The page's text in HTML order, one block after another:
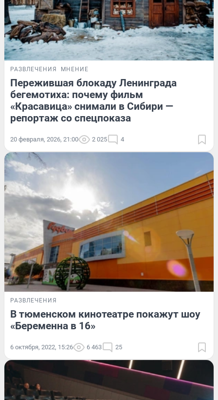
РАЗВЛЕЧЕНИЯ МНЕНИЕ
Пережившая блокаду Ленинграда
бегемотиха: почему фильм
«Красавица» снимали в Сибири —
репортаж со спецпоказа
20 февраля, 2026, 21:00 2 025 4
РАЗВЛЕЧЕНИЯ
В тюменском кинотеатре покажут шоу
«Беременна в 16»
6 октября, 2022, 15:26 6 463 25